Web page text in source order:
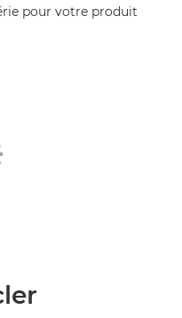
pour votre produit